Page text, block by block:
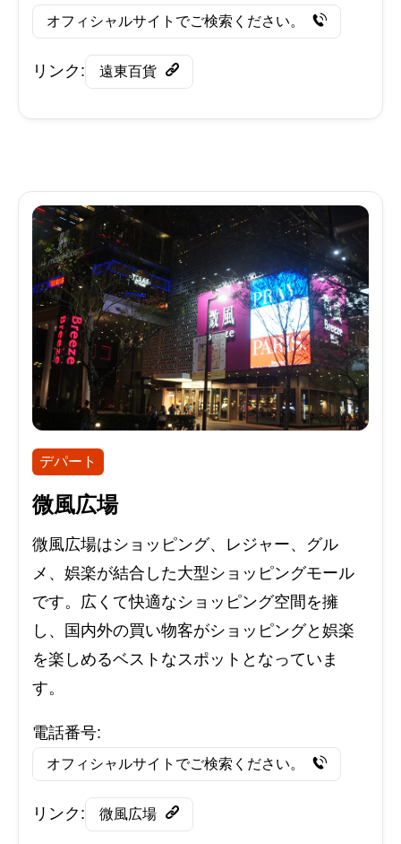
オフィシャルサイトでご検索ください。
リンク: 遠東百貨
デパート
微風広場
微風広場はショッピング、レジャー、グル
メ、娯楽が結合した大型ショッピングモール
です。広くて快適なショッピング空間を擁
し、国内外の買い物客がショッピングと娯楽
を楽しめるベストなスポットとなっていま
す。
電話番号:
オフィシャルサイトでご検索ください。
リンク: 微風広場